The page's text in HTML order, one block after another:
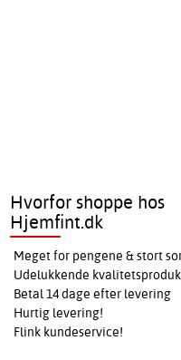
Hvorfor shoppe hos
Hjemfint.dk
Meget for pengene & stort
Udelukkende
Betal 14 dage efter levering
Hurtig levering!
Flink kundeservice!